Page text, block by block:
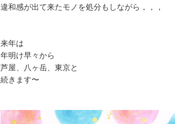
違和感が出て来たモノを処分もしながら，，，
来年は
年明け早々から
芦屋、八ヶ岳、東京と
続きます〜